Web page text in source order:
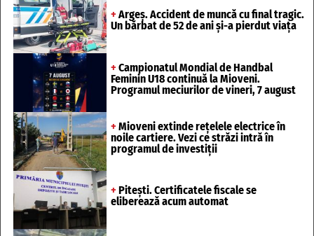
+ Argeș. Accident de muncă cu final tragic.
Un bărbat de 52 de ani și-a pierdut viața
+ Campionatul Mondial de Handbal
Feminin U18 continuă la Mioveni.
Programul meciurilor de vineri, 7 august
+ Mioveni extinde rețelele electrice în
noile cartiere. Vezi ce străzi intră în
programul de investiții
+ Pitești. Certificatele fiscale se
eliberează acum automat